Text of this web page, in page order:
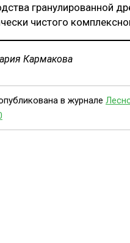
гранулированной
чистого
Кармакова
в журнале